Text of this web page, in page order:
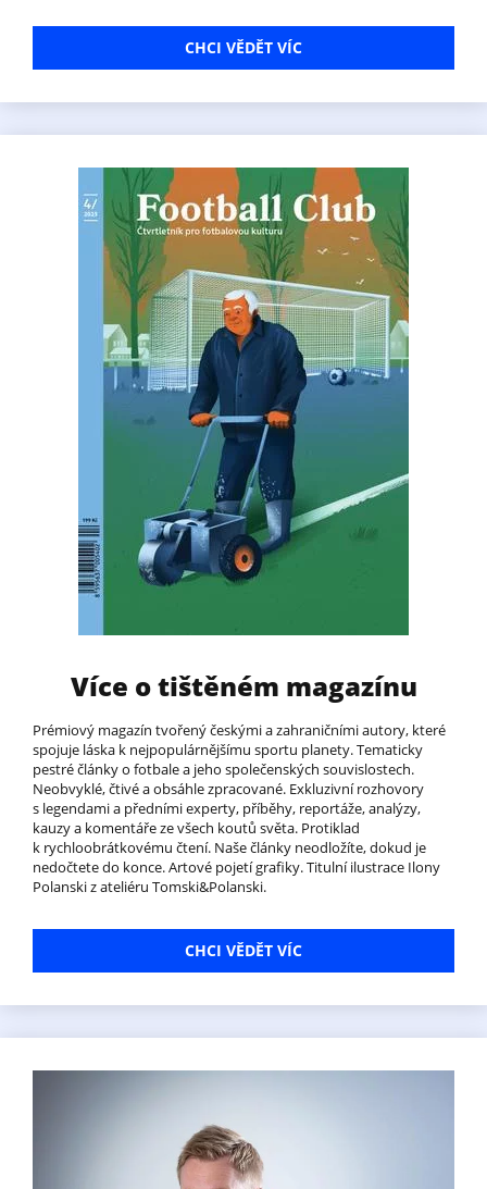
CHCI VĚDĚT VÍC
Více o tištěném magazínu
Prémiový magazín tvořený českými a zahraničními autory, které
spojuje láska k nejpopulárnějšímu sportu planety. Tematicky
pestré články o fotbale a jeho společenských souvislostech.
Neobvyklé, čtivé a obsáhle zpracované. Exkluzivní rozhovory
s legendami a předními experty, příběhy, reportáže, analýzy,
kauzy a komentáře ze všech koutů světa. Protiklad
k rychloobrátkovému čtení. Naše články neodložíte, dokud je
nedočtete do konce. Artové pojetí grafiky. Titulní ilustrace Ilony
Polanski z ateliéru Tomski&Polanski.
CHCI VĚDĚT VÍC